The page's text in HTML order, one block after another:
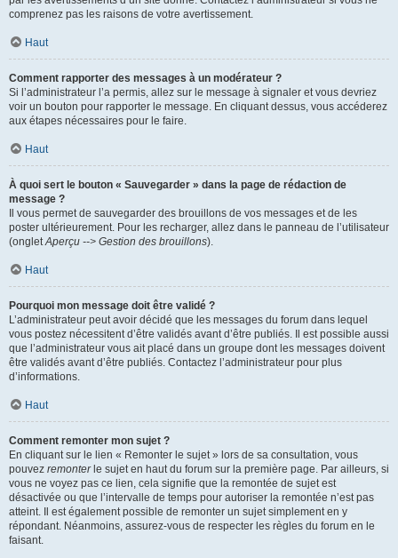
comprenez pas les raisons de votre avertissement.
Haut
Comment rapporter des messages à un modérateur ?
Si l’administrateur l’a permis, allez sur le message à signaler et vous devriez
voir un bouton pour rapporter le message. En cliquant dessus, vous accéderez
aux étapes nécessaires pour le faire.
Haut
À quoi sert le bouton « Sauvegarder » dans la page de rédaction de
message ?
Il vous permet de sauvegarder des brouillons de vos messages et de les
poster ultérieurement. Pour les recharger, allez dans le panneau de l’utilisateur
(ongletAperçu --> Gestion des brouillons).
Haut
Pourquoi mon message doit être validé ?
L’administrateur peut avoir décidé que les messages du forum dans lequel
vous postez nécessitent d’être validés avant d’être publiés. Il est possible aussi
que l’administrateur vous ait placé dans un groupe dont les messages doivent
être validés avant d’être publiés. Contactez l’administrateur pour plus
d’informations.
Haut
Comment remonter mon sujet ?
En cliquant sur le lien « Remonter le sujet » lors de sa consultation, vous
pouvez remonterle sujet en haut du forum sur la première page. Par ailleurs, si
vous ne voyez pas ce lien, cela signifie que la remontée de sujet est
désactivée ou que l’intervalle de temps pour autoriser la remontée n’est pas
atteint. Il est également possible de remonter un sujet simplement en y
répondant. Néanmoins, assurez-vous de respecter les règles du forum en le
faisant.